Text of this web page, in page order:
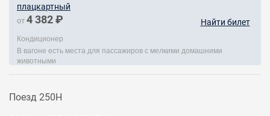
плацкартный
от 4 382 ₽ Найти билет
Кондиционер
В вагоне есть места для пассажиров с мелкими домашними
животными
Поезд 250Н